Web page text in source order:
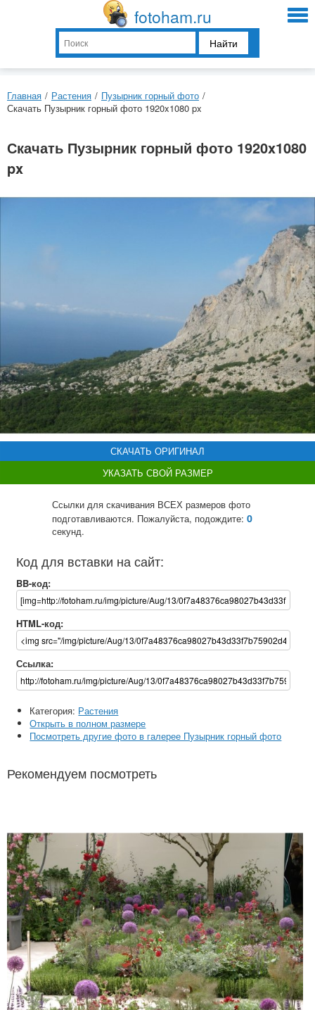
fotoham.ru
Найти
Главная / Растения / Пузырник горный фото /
Скачать Пузырник горный фото 1920x1080 px
Скачать Пузырник горный фото 1920x1080
px
СКАЧАТЬ ОРИГИНАЛ
УКАЗАТЬ СВОЙ РАЗМЕР
Ссылки для скачивания ВСЕХ размеров фото
подготавливаются. Пожалуйста, подождите: 0
секунд.
Код для вставки на сайт:
BB-код:
HTML-код:
Ссылка:
Категория: Растения
Открыть в полном размере
Посмотреть другие фото в галерее Пузырник горный фото
Рекомендуем посмотреть